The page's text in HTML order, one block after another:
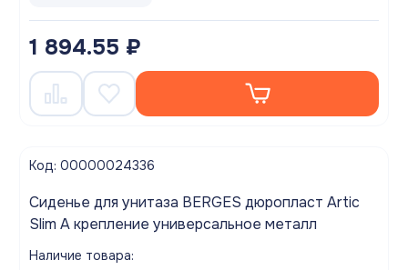
1 894.55 ₽
Код: 00000024336
Сиденье для унитаза BERGES дюропласт Artic
Slim А крепление универсальное металл
Наличие товара: